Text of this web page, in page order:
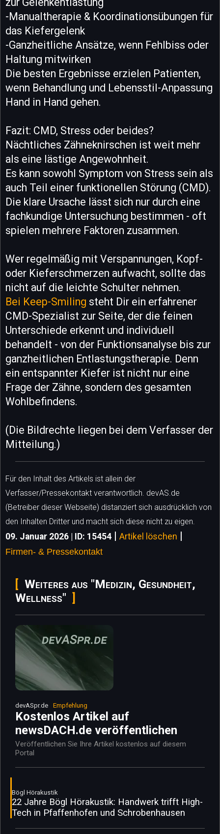
-Manualtherapie & Koordinationsübungen für
das Kiefergelenk
-Ganzheitliche Ansätze, wenn Fehlbiss oder
Haltung mitwirken
Die besten Ergebnisse erzielen Patienten,
wenn Behandlung und Lebensstil-Anpassung
Hand in Hand gehen.
Fazit: CMD, Stress oder beides?
Nächtliches Zähneknirschen ist weit mehr
als eine lästige Angewohnheit.
Es kann sowohl Symptom von Stress sein als
auch Teil einer funktionellen Störung (CMD).
Die klare Ursache lässt sich nur durch eine
fachkundige Untersuchung bestimmen - oft
spielen mehrere Faktoren zusammen.
Wer regelmäßig mit Verspannungen, Kopf-
oder Kieferschmerzen aufwacht, sollte das
nicht auf die leichte Schulter nehmen.
Bei Keep-Smiling steht Dir ein erfahrener
CMD-Spezialist zur Seite, der die feinen
Unterschiede erkennt und individuell
behandelt - von der Funktionsanalyse bis zur
ganzheitlichen Entlastungstherapie. Denn
ein entspannter Kiefer ist nicht nur eine
Frage der Zähne, sondern des gesamten
Wohlbefindens.
(Die Bildrechte liegen bei dem Verfasser der
Mitteilung.)
Für den Inhalt des Artikels ist allein der
Verfasser/Pressekontakt verantwortlich. devAS.de
(Betreiber dieser Webseite) distanziert sich ausdrücklich von
den Inhalten Dritter und macht sich diese nicht zu eigen.
09. Januar 2026 | ID: 15454 | Artikel löschen |
Firmen- & Pressekontakt
Weiteres aus "Medizin, Gesundheit,
Wellness"
devASpr.de Empfehlung
Kostenlos Artikel auf
newsDACH.de veröffentlichen
Veröffentlichen Sie Ihre Artikel kostenlos auf diesem
Portal
Bögl Hörakustik
22 Jahre Bögl Hörakustik: Handwerk trifft High-
Tech in Pfaffenhofen und Schrobenhausen